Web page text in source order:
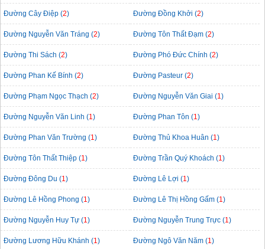
Đường Cây Điệp (2) Đường Đồng Khởi (2)
Đường Nguyễn Văn Tráng (2) Đường Tôn Thất Đạm (2)
Đường Thi Sách (2) Đường Phó Đức Chính (2)
Đường Phan Kế Bính (2) Đường Pasteur (2)
Đường Phạm Ngọc Thạch (2) Đường Nguyễn Văn Giai (1)
Đường Nguyễn Văn Linh (1) Đường Phan Tôn (1)
Đường Phan Văn Trường (1) Đường Thủ Khoa Huân (1)
Đường Tôn Thất Thiệp (1) Đường Trần Quý Khoách (1)
Đường Đông Du (1) Đường Lê Lợi (1)
Đường Lê Hồng Phong (1) Đường Lê Thị Hồng Gấm (1)
Đường Nguyễn Huy Tự (1) Đường Nguyễn Trung Trực (1)
Đường Lương Hữu Khánh (1) Đường Ngô Văn Năm (1)